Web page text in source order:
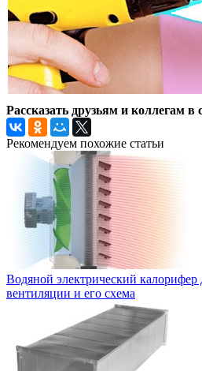
Рассказать друзьям и коллегам в
Рекомендуем похожие статьи
Водяной электрический калорифер
вентиляции и его схема